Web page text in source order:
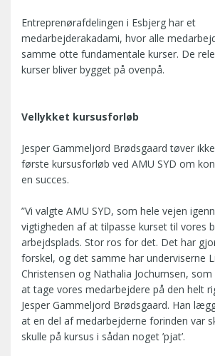
Entreprenørafdelingen i Esbjerg har et
medarbejderakadami, hvor alle
samme otte fundamentale kurser. De
kurser bliver bygget på ovenpå.
Vellykket kursusforløb
Jesper Gammeljord Brødsgaard tøver
første kursusforløb ved AMU SYD om
en succes.
”Vi valgte AMU SYD, som hele vejen
vigtigheden af at tilpasse kurset til vores
arbejdsplads. Stor ros for det. Det har
forskel, og det samme har underviserne
Christensen og Nathalia Jochumsen,
at tage vores medarbejdere på den helt
Jesper Gammeljord Brødsgaard. Han
at en del af medarbejderne forinden var
skulle på kursus i sådan noget ’pjat’.